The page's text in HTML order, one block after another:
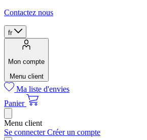
Contactez nous
fr
Mon compte
Menu client
Ma liste d'envies
Panier
Menu client
Se connecterCréer un compte